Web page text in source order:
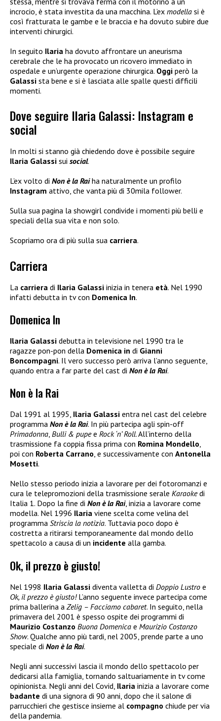
incrocio, è stata investita da una macchina. L’ex modella si è
così fratturata le gambe e le braccia e ha dovuto subire due
interventi chirurgici.
In seguito Ilaria ha dovuto affrontare un aneurisma
cerebrale che le ha provocato un ricovero immediato in
ospedale e un’urgente operazione chirurgica. Oggi però la
Galassi sta bene e si è lasciata alle spalle questi difficili
momenti.
Dove seguire Ilaria Galassi: Instagram e
social
In molti si stanno già chiedendo dove è possibile seguire
Ilaria Galassi sui social.
L’ex volto di Non è la Raiha naturalmente un profilo
Instagram attivo, che vanta più di 30mila follower.
Sulla sua pagina la showgirl condivide i momenti più belli e
speciali della sua vita e non solo.
Scopriamo ora di più sulla sua carriera.
Carriera
La carriera di Ilaria Galassi inizia in tenera età. Nel 1990
infatti debutta in tv con Domenica In.
Domenica In
Ilaria Galassi debutta in televisione nel 1990 tra le
ragazze pon-pon della Domenica in di Gianni
Boncompagni. Il vero successo però arriva l’anno seguente,
quando entra a far parte del cast di Non è la Rai.
Non è la Rai
Dal 1991 al 1995, Ilaria Galassi entra nel cast del celebre
programma Non è la Rai. In più partecipa agli spin-off
Primadonna, Bulli & pupee Rock ‘n’ Roll. All’interno della
trasmissione fa coppia fissa prima con Romina Mondello,
poi con Roberta Carrano, e successivamente con Antonella
Mosetti.
Nello stesso periodo inizia a lavorare per dei fotoromanzi e
cura le telepromozioni della trasmissione serale Karaokedi
Italia 1. Dopo la fine di Non è la Rai, inizia a lavorare come
modella. Nel 1996 Ilaria viene scelta come velina del
programma Striscia la notizia. Tuttavia poco dopo è
costretta a ritirarsi temporaneamente dal mondo dello
spettacolo a causa di un incidente alla gamba.
Ok, il prezzo è giusto!
Nel 1998 Ilaria Galassi diventa valletta di Doppio Lustro e
Ok, il prezzo è giusto!L’anno seguente invece partecipa come
prima ballerina a Zelig – Facciamo cabaret. In seguito, nella
primavera del 2001 è spesso ospite dei programmi di
Maurizio Costanzo Buona Domenica e Maurizio Costanzo
Show. Qualche anno più tardi, nel 2005, prende parte a uno
speciale di Non è la Rai.
Negli anni successivi lascia il mondo dello spettacolo per
dedicarsi alla famiglia, tornando saltuariamente in tv come
opinionista. Negli anni del Covid, Ilaria inizia a lavorare come
badante di una signora di 90 anni, dopo che il salone di
parrucchieri che gestisce insieme al compagno chiude per via
della pandemia.